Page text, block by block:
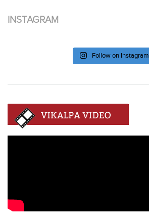
INSTAGRAM
Follow on Instagram